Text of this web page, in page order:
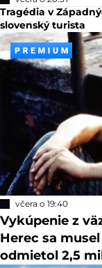
Tragédia v
slovenský turista
včera o 19:40
Vykúpenie z
Herec sa
odmietol 2,5